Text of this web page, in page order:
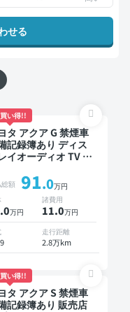
せる
い得!!
タ アクア G 禁煙車
記録簿あり ディス
イオーディオ TV ス
ター 衝突軽減
額 91.0万円
万円
諸費用
11.0万円
走行距離
2.8万km
い得!!
タ アクア S 禁煙車
記録簿あり 販売店